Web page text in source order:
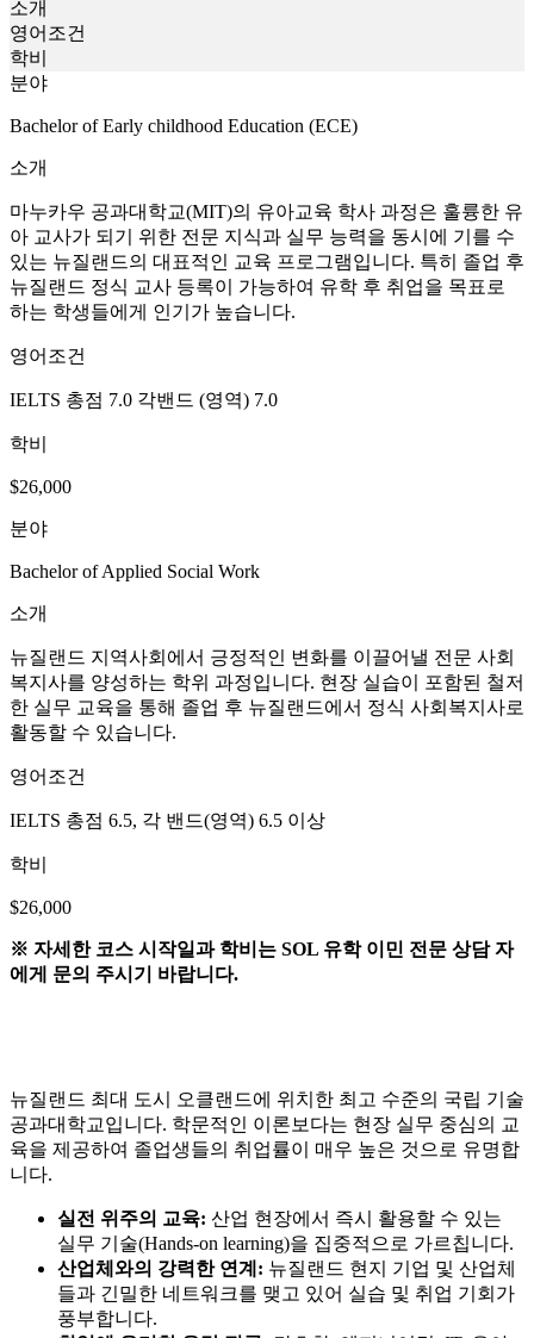
분야
소개
영어조건
분야
Bachelor of Early childhood Education (ECE)
소개
마누카우 공과대학교(MIT)의 유아교육 학사 과정은 훌륭한 유
아 교사가 되기 위한 전문 지식과 실무 능력을 동시에 기를 수
있는 뉴질랜드의 대표적인 교육 프로그램입니다. 특히 졸업 후
하는 학생들에게 인기가 높습니다.
영어조건
IELTS 총점 7.0 각밴드 (영역) 7.0
학비
$26,000
분야
Bachelor of Applied Social Work
소개
뉴질랜드 지역사회에서 긍정적인 변화를 이끌어낼 전문 사회
복지사를 양성하는 학위 과정입니다. 현장 실습이 포함된 철저
활동할 수 있습니다.
영어조건
IELTS 총점 6.5, 각 밴드(영역) 6.5 이상
학비
$26,000
뉴질랜드 최대 도시 오클랜드에 위치한 최고 수준의 국립 기술
공과대학교입니다. 학문적인 이론보다는 현장 실무 중심의 교
육을 제공하여 졸업생들의 취업률이 매우 높은 것으로 유명합
실전 위주의 교육:산업 현장에서 즉시 활용할 수 있는
실무 기술(Hands-on learning)을 집중적으로 가르칩니다.
산업체와의 강력한 연계: